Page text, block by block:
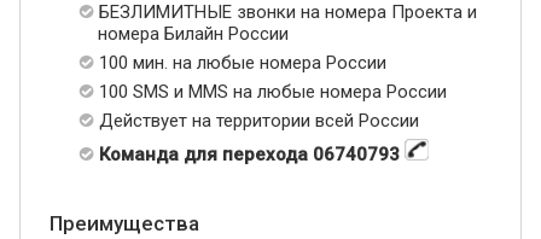
БЕЗЛИМИТНЫЕ звонки на номера Проекта и
номера Билайн России
100 мин. на любые номера России
100 SMS и MMS на любые номера России
Действует на территории всей России
Команда для перехода 06740793
Преимущества